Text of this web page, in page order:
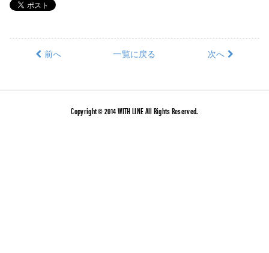
前へ 一覧に戻る 次へ
Copyright © 2014 WITH LINE All Rights Reserved.